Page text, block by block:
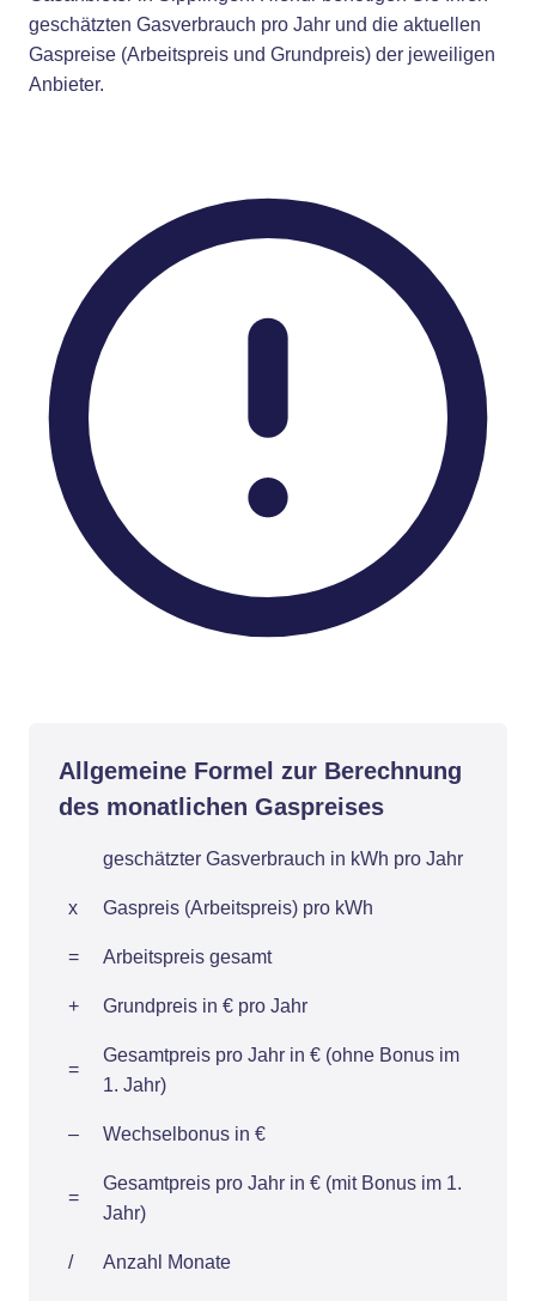
geschätzten Gasverbrauch pro Jahr und die aktuellen
Gaspreise (Arbeitspreis und Grundpreis) der jeweiligen
Anbieter.
Allgemeine Formel zur Berechnung
des monatlichen Gaspreises
geschätzter Gasverbrauch in kWh pro Jahr
x Gaspreis (Arbeitspreis) pro kWh
= Arbeitspreis gesamt
+ Grundpreis in € pro Jahr
=
Gesamtpreis pro Jahr in € (ohne Bonus im
1. Jahr)
– Wechselbonus in €
=
Gesamtpreis pro Jahr in € (mit Bonus im 1.
Jahr)
/ Anzahl Monate